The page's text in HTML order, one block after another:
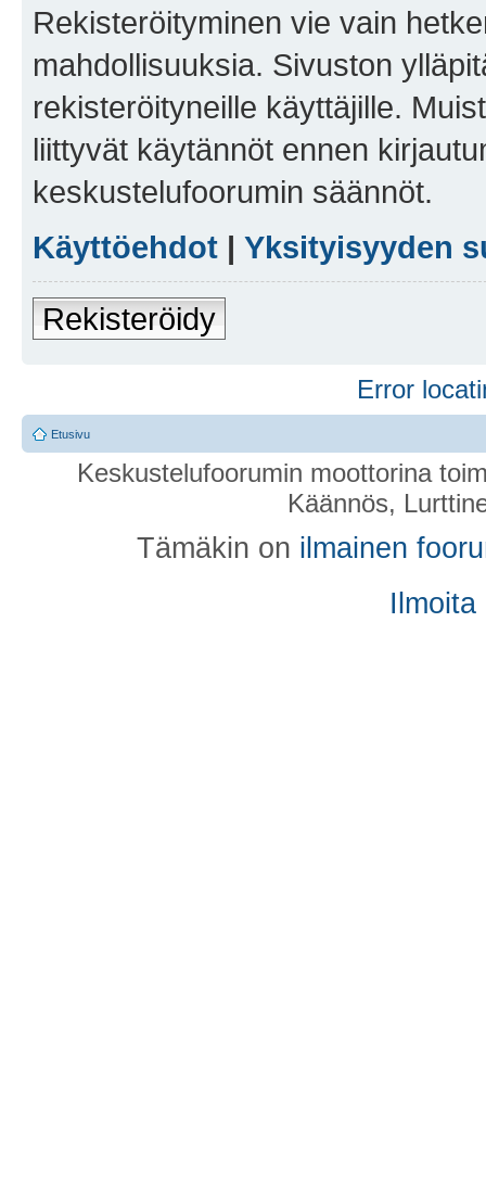
Rekisteröityminen vie vain
mahdollisuuksia. Sivuston
rekisteröityneille käyttäjille.
liittyvät käytännöt ennen
keskustelufoorumin säännöt.
Käyttöehdot | Yksityisyyden
Rekisteröidy
Error
Etusivu
Keskustelufoorumin moottorina
Käännös,
Tämäkin on ilmainen